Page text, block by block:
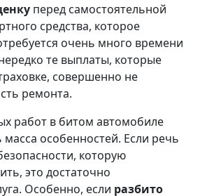
перед самостоятельной
средства, которое
очень много времени
те выплаты, которые
совершенно не
ремонта.
работ в битом автомобиле
масса особенностей. Если речь
которую
это достаточно
Особенно, если разбито